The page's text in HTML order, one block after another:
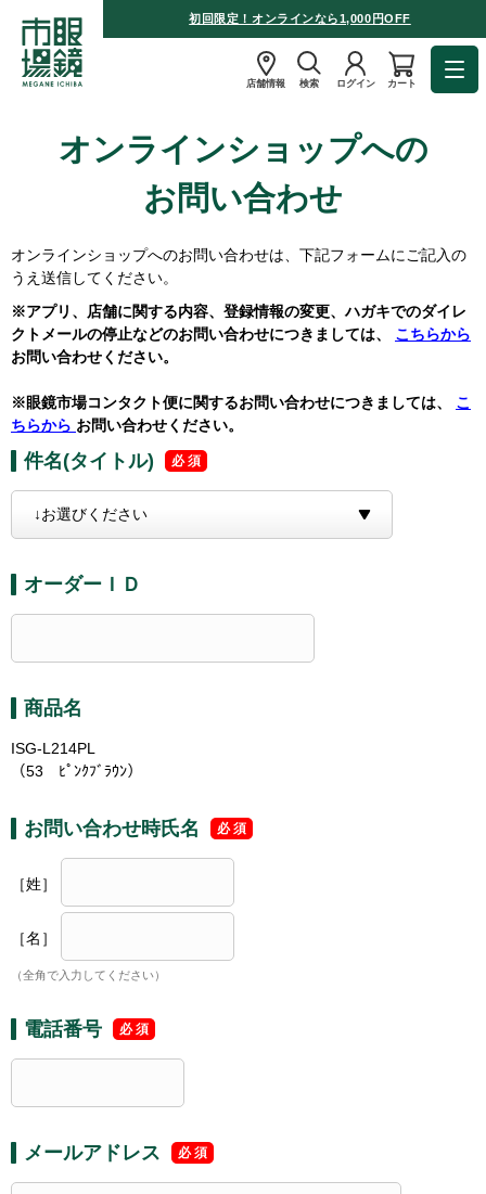
初回限定！オンラインなら1,000円OFF
店舗情報 検索 ログイン カート
オンラインショップへの
お問い合わせ
オンラインショップへのお問い合わせは、下記フォームにご記入の
うえ送信してください。
※アプリ、店舗に関する内容、登録情報の変更、ハガキでのダイレ
クトメールの停止などのお問い合わせにつきましては、 こちらから
お問い合わせください。
※眼鏡市場コンタクト便に関するお問い合わせにつきましては、 こ
ちらから お問い合わせください。
件名(タイトル)
オーダーＩＤ
商品名
ISG-L214PL
（53 ﾋﾟﾝｸﾌﾞﾗｳﾝ）
お問い合わせ時氏名
［姓］
［名］
（全角で入力してください）
電話番号
メールアドレス